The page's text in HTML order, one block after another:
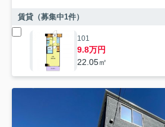
賃貸（募集中1件）
101
9.8万円
22.05㎡